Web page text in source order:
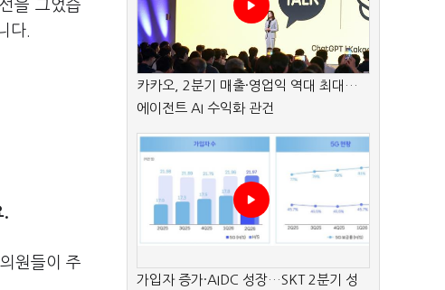
을 그었습
다.
.
원들이 주
카카오, 2분기 매출·영업익 역대 최대…
에이전트 AI 수익화 관건
가입자 증가·AIDC 성장…SKT 2분기 성